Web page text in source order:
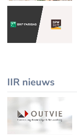
IIR nieuws